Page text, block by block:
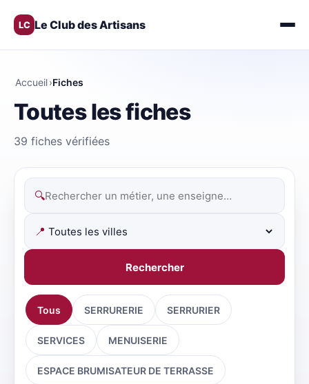
LC Le Club des Artisans
Accueil›Fiches
Toutes les fiches
39 fiches vérifiées
🔍
📍
Rechercher
Tous SERRURERIE SERRURIER
SERVICES MENUISERIE
ESPACE BRUMISATEUR DE TERRASSE